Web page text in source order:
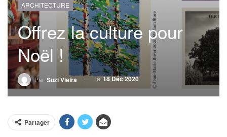
ARCHITECTURE
Offrez la culture pour
Noël !
Par Suzi Vieira le18 Déc 2020
Partager